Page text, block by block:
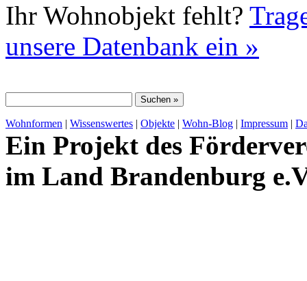
Ihr Wohnobjekt fehlt?
unsere Datenbank ein »
Wohnformen | Wissenswertes | Objekte | Wohn-Blog | Impressum |
Ein Projekt des
im Land Brandenburg